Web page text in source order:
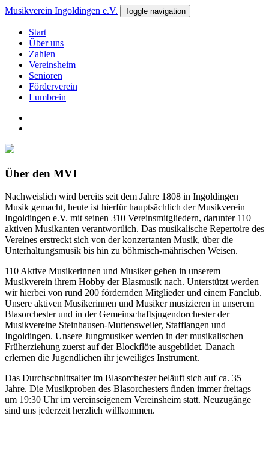
Musikverein Ingoldingen e.V. Toggle navigation
Start
Über uns
Zahlen
Vereinsheim
Senioren
Förderverein
Lumbrein
Über den MVI
Nachweislich wird bereits seit dem Jahre 1808 in Ingoldingen
Musik gemacht, heute ist hierfür hauptsächlich der Musikverein
Ingoldingen e.V. mit seinen 310 Vereinsmitgliedern, darunter 110
aktiven Musikanten verantwortlich. Das musikalische Repertoire des
Vereines erstreckt sich von der konzertanten Musik, über die
Unterhaltungsmusik bis hin zu böhmisch-mährischen Weisen.
110 Aktive Musikerinnen und Musiker gehen in unserem
Musikverein ihrem Hobby der Blasmusik nach. Unterstützt werden
wir hierbei von rund 200 fördernden Mitglieder und einem Fanclub.
Unsere aktiven Musikerinnen und Musiker musizieren in unserem
Blasorchester und in der Gemeinschaftsjugendorchester der
Musikvereine Steinhausen-Muttensweiler, Stafflangen und
Ingoldingen. Unsere Jungmusiker werden in der musikalischen
Früherziehung zuerst auf der Blockflöte ausgebildet. Danach
erlernen die Jugendlichen ihr jeweiliges Instrument.
Das Durchschnittsalter im Blasorchester beläuft sich auf ca. 35
Jahre. Die Musikproben des Blasorchesters finden immer freitags
um 19:30 Uhr im vereinseigenem Vereinsheim statt. Neuzugänge
sind uns jederzeit herzlich willkommen.